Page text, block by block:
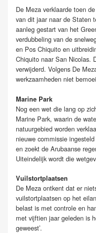
De Meza verklaarde toen
van dit jaar naar de Staten
aanleg gestart van het
verdubbeling van de
en Pos Chiquito en
Chiquito naar San Nicolas.
verwijderd. Volgens De
werkzaamheden niet
Marine Park
Nog een wet die lang op
Marine Park, waarin de
natuurgebied worden
nieuwe commissie
en zoekt de Arubaanse
Uiteindelijk wordt die
Vuilstortplaatsen
De Meza ontkent dat er
vuilstortplaatsen op het
belast is met controle en
met vijftien jaar geleden is
geweest’.